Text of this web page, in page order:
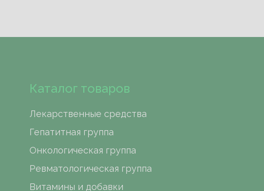
Каталог товаров
Лекарственные средства
Гепатитная группа
Онкологическая группа
Ревматологическая группа
Витамины и добавки